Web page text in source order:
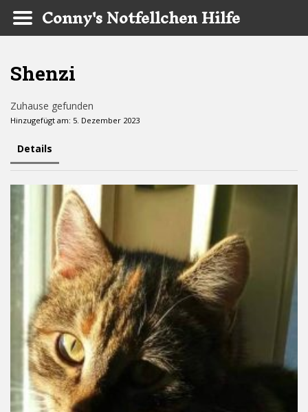
Shenzi
Zuhause gefunden
Hinzugefügt am: 5. Dezember 2023
Details
Conny's Notfellchen Hilfe